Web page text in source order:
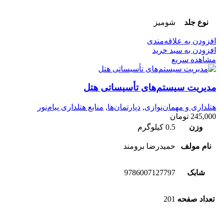
نوع جلد شومیز
افزودن به علاقه‌مندی
افزودن به سبد خرید
مشاهده سریع
مدیریت سیستم‌‌های تأسیساتی هتل
هتلداری و مهمان‌نوازی, دپارتمان‌ها, منابع هتلداری پیام‌نور
245,000 تومان
وزن
0.5 کیلوگرم
نام مولف حمیدرضا برومند
شابک 9786007127797
تعداد صفحه 201